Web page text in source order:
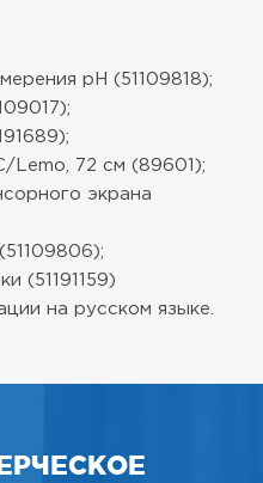
рН (51109818);
Lemo, 72 см (89601);
экрана
(51191159)
на русском языке.